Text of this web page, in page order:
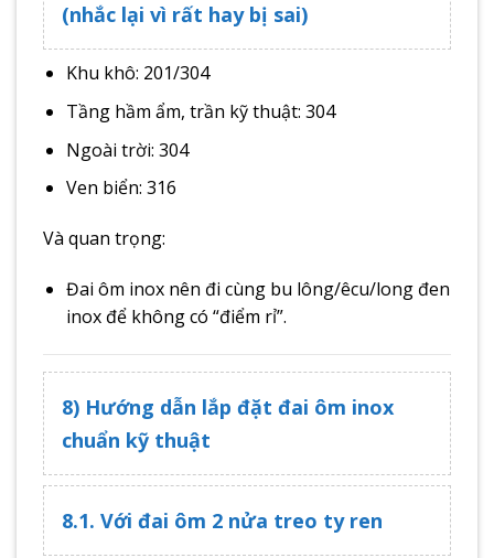
(nhắc lại vì rất hay bị sai)
Khu khô: 201/304
Tầng hầm ẩm, trần kỹ thuật: 304
Ngoài trời: 304
Ven biển: 316
Và quan trọng:
Đai ôm inox nên đi cùng bu lông/êcu/long đen
inox để không có “điểm rỉ”.
8) Hướng dẫn lắp đặt đai ôm inox
chuẩn kỹ thuật
8.1. Với đai ôm 2 nửa treo ty ren